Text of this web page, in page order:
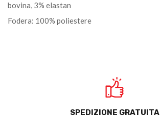
bovina, 3% elastan
Fodera: 100% poliestere
SPEDIZIONE GRATUITA